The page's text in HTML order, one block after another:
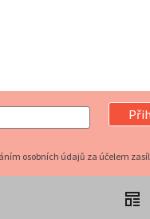
osobních údajů za účelem